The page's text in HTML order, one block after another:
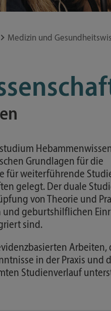
beteiligt.
sadipscing elitr, sed
justo duo dolores et ea
est Lorem ipsum dolor
sadipscing elitr, sed
justo duo dolores et ea
est Lorem ipsum dolor
Medizin und
Grundlagen für die
für weiterführende
gelegt. Der duale
von Theorie und
und geburtshilflichen
sind.
Arbeiten,
in der Praxis und
Studienverlauf